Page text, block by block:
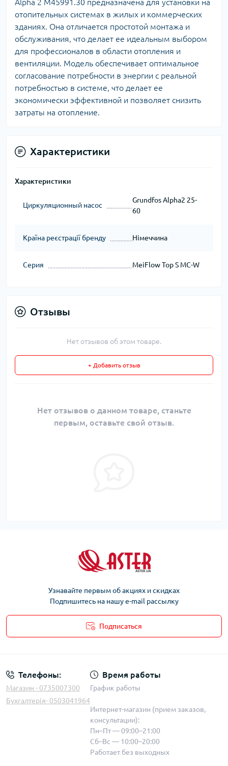
Alpha 2 M45991.30 предназначена для установки на
отопительных системах в жилых и коммерческих
зданиях. Она отличается простотой монтажа и
обслуживания, что делает ее идеальным выбором
для профессионалов в области отопления и
вентиляции. Модель обеспечивает оптимальное
согласование потребности в энергии с реальной
потребностью в системе, что делает ее
экономически эффективной и позволяет снизить
затраты на отопление.
Характеристики
Характеристики
Циркуляционный насос
Grundfos Alpha2 25-
60
Країна реєстрації бренду Німеччина
Серия MeiFlow Top S MC-W
Отзывы
Нет отзывов об этом товаре.
+ Добавить отзыв
Нет отзывов о данном товаре, станьте
первым, оставьте свой отзыв.
Узнавайте первым об акциях и скидках
Подпишитесь на нашу e-mail рассылку
Подписаться
Телефоны:
Магазин - 0735007300
Бухгалтерія- 0503041964
Время работы
График работы
Интернет-магазин (прием заказов,
консультации):
Пн–Пт — 09:00–21:00
Сб–Вс — 10:00–20:00
Работает без выходных